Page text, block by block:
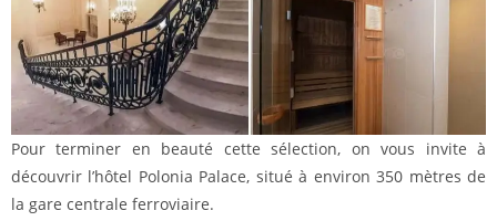
Pour terminer en beauté cette sélection, on vous invite à
découvrir l’hôtel Polonia Palace, situé à environ 350 mètres de
la gare centrale ferroviaire.